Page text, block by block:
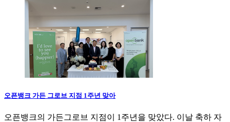
오픈뱅크 가든 그로브 지점 1주년 맞아
오픈뱅크의 가든그로브 지점이 1주년을 맞았다. 이날 축하 자